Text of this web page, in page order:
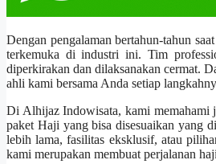
Dengan pengalaman bertahun-tahun
terkemuka di industri ini. Tim
diperkirakan dan dilaksanakan cermat.
ahli kami bersama Anda setiap
Di Alhijaz Indowisata, kami memahami
paket Haji yang bisa disesuaikan yang
lebih lama, fasilitas eksklusif, atau
kami merupakan membuat perjalanan